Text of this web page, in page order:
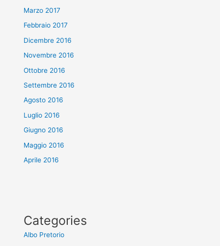
Marzo 2017
Febbraio 2017
Dicembre 2016
Novembre 2016
Ottobre 2016
Settembre 2016
Agosto 2016
Luglio 2016
Giugno 2016
Maggio 2016
Aprile 2016
Categories
Albo Pretorio